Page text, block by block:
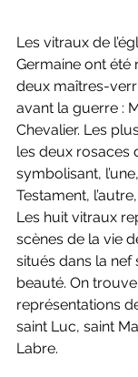
Les vitraux de
Germaine ont été
deux maîtres-
avant la guerre :
Chevalier. Les
les deux
symbolisant,
Testament,
Les huit vitraux
scènes de la vie
situés dans la
beauté. On
représentations
saint Luc, saint
Labre.